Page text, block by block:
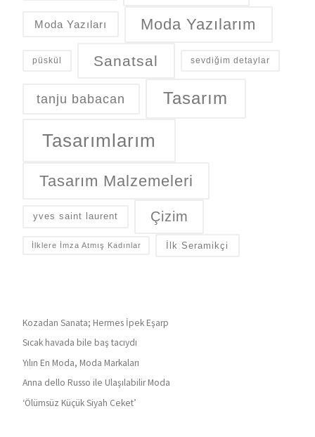
Moda Yazıları Moda Yazılarım
püskül Sanatsal sevdiğim detaylar
tanju babacan Tasarım
Tasarımlarım
Tasarım Malzemeleri
yves saint laurent Çizim
İlklere İmza Atmış Kadınlar İlk Seramikçi
Kozadan Sanata; Hermes İpek Eşarp
Sıcak havada bile baş tacıydı
Yılın En Moda, Moda Markaları
Anna dello Russo ile Ulaşılabilir Moda
‘Ölümsüz Küçük Siyah Ceket’